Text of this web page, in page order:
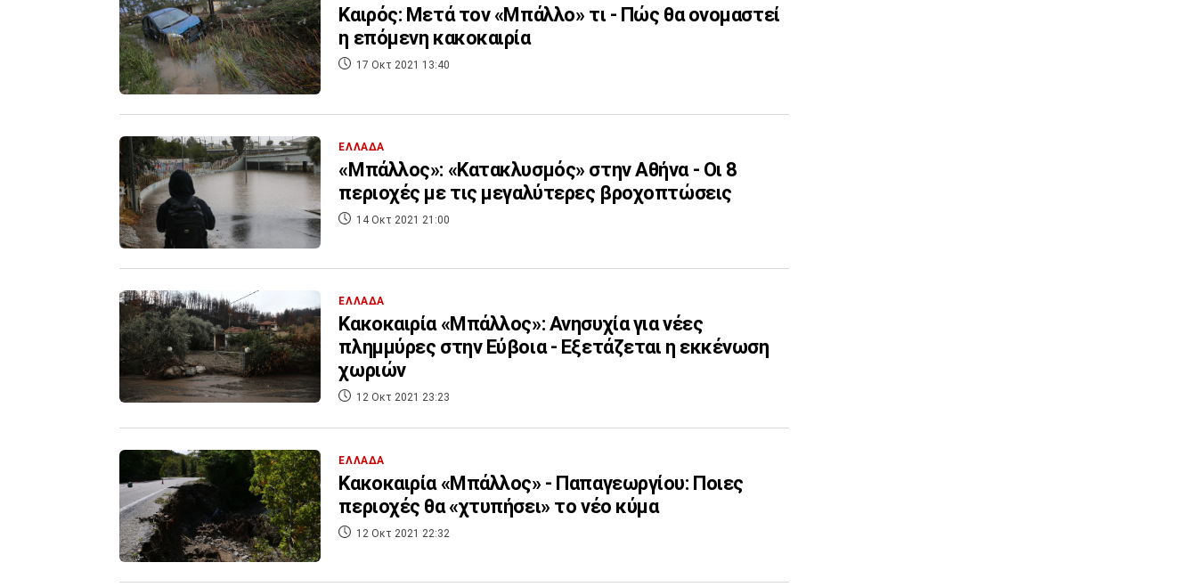
Καιρός: Μετά τον «Μπάλλο» τι - Πώς θα ονομαστεί
η επόμενη κακοκαιρία
17 Οκτ 2021 13:40
ΕΛΛΑΔΑ
«Μπάλλος»: «Κατακλυσμός» στην Αθήνα - Οι 8
περιοχές με τις μεγαλύτερες βροχοπτώσεις
14 Οκτ 2021 21:00
ΕΛΛΑΔΑ
Κακοκαιρία «Μπάλλος»: Ανησυχία για νέες
πλημμύρες στην Εύβοια - Εξετάζεται η εκκένωση
χωριών
12 Οκτ 2021 23:23
ΕΛΛΑΔΑ
Κακοκαιρία «Μπάλλος» - Παπαγεωργίου: Ποιες
περιοχές θα «χτυπήσει» το νέο κύμα
12 Οκτ 2021 22:32